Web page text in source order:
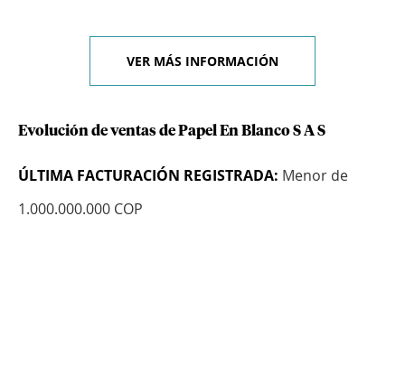
VER MÁS INFORMACIÓN
Evolución de ventas de Papel En Blanco S A S
ÚLTIMA FACTURACIÓN REGISTRADA: Menor de
1.000.000.000 COP